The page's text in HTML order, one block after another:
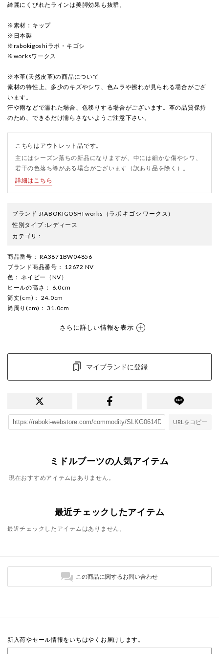
綺麗にくびれたラインは美脚効果も抜群。
※素材：キップ
※日本製
※rabokigoshiラボ・キゴシ
※worksワークス
※本革(天然皮革)の商品について
素材の特性上、多少のキズやシワ、色ムラや擦れが見られる場合がござ
います。
汗や雨などで濡れた場合、色移りする場合がございます。革の品質保持
のため、できるだけ濡らさないようご注意下さい。
こちらはアウトレット品です。
主にはシーズン落ちの新品になりますが、中には細かな傷やシワ、
若干の色落ち等がある場合がございます（訳あり品を除く）。
詳細はこちら
ブランド :RABOKIGOSHI works （ラボ キゴシ ワークス）
性別タイプ:レディース
カテゴリ :
商品番号 ： RA3871BW04856
ブランド商品番号 ： 12672 NV
色 ： ネイビー（NV）
ヒールの高さ ： 6.0cm
筒丈(cm) ： 24.0cm
筒周り(cm) ： 31.0cm
さらに詳しい情報を表示
マイブランドに登録
URLをコピー
ミドルブーツの人気アイテム
現在おすすめアイテムはありません。
最近チェックしたアイテム
最近チェックしたアイテムはありません。
この商品に関するお問い合わせ
新入荷やセール情報をいちはやくお届けします。